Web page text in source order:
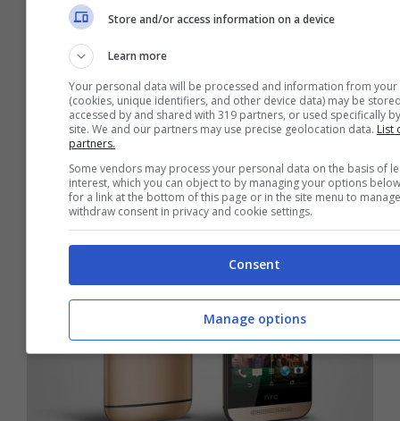
HTC One E8 è ufficiale: scheda
tecnica e caratteristiche
Giugno 4, 2014
Store and/or access information on a device
Learn more
Your personal data will be processed and information from your
(cookies, unique identifiers, and other device data) may be
accessed by and shared with 319 partners, or used specifically
site. We and our partners may use precise geolocation data. List
partners.
Some vendors may process your personal data on the basis of
interest, which you can object to by managing your options
for a link at the bottom of this page or in the site menu to
withdraw consent in privacy and cookie settings.
Consent
Manage options